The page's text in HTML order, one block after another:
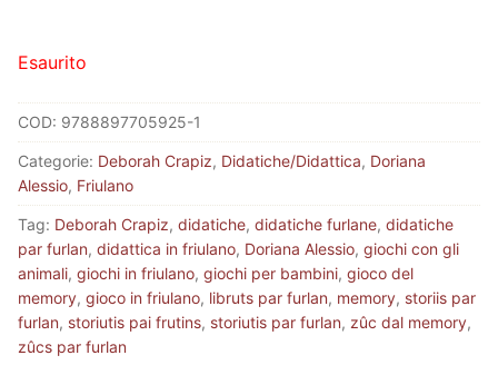
Esaurito
COD: 9788897705925-1
Categorie: Deborah Crapiz, Didatiche/Didattica, Doriana
Alessio, Friulano
Tag: Deborah Crapiz, didatiche, didatiche furlane, didatiche
par furlan, didattica in friulano, Doriana Alessio, giochi con gli
animali, giochi in friulano, giochi per bambini, gioco del
memory, gioco in friulano, libruts par furlan, memory, storiis par
furlan, storiutis pai frutins, storiutis par furlan, zûc dal memory,
zûcs par furlan